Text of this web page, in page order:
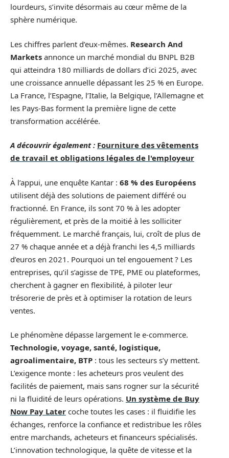
lourdeurs, s’invite désormais au cœur même de la
sphère numérique.
Les chiffres parlent d’eux-mêmes. Research And
Markets annonce un marché mondial du BNPL B2B
qui atteindra 180 milliards de dollars d’ici 2025, avec
une croissance annuelle dépassant les 25 % en Europe.
La France, l’Espagne, l’Italie, la Belgique, l’Allemagne et
les Pays-Bas forment la première ligne de cette
transformation accélérée.
A découvrir également : Fourniture des vêtements
de travail et obligations légales de l'employeur
À l’appui, une enquête Kantar : 68 % des Européens
utilisent déjà des solutions de paiement différé ou
fractionné. En France, ils sont 70 % à les adopter
régulièrement, et près de la moitié à les solliciter
fréquemment. Le marché français, lui, croît de plus de
27 % chaque année et a déjà franchi les 4,5 milliards
d’euros en 2021. Pourquoi un tel engouement ? Les
entreprises, qu’il s’agisse de TPE, PME ou plateformes,
cherchent à gagner en flexibilité, à piloter leur
trésorerie de près et à optimiser la rotation de leurs
ventes.
Le phénomène dépasse largement le e-commerce.
Technologie, voyage, santé, logistique,
agroalimentaire, BTP : tous les secteurs s’y mettent.
L’exigence monte : les acheteurs pros veulent des
facilités de paiement, mais sans rogner sur la sécurité
ni la fluidité de leurs opérations. Un système de Buy
Now Pay Later coche toutes les cases : il fluidifie les
échanges, renforce la confiance et redistribue les rôles
entre marchands, acheteurs et financeurs spécialisés.
L’innovation technologique, la quête de vitesse et la